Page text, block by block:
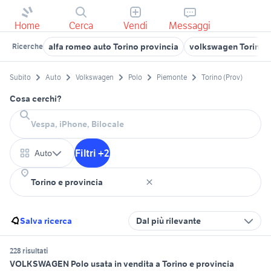
Home Cerca Vendi Messaggi
Ricerche alfa romeo auto Torino provincia volkswagen Torino
Subito Auto Volkswagen Polo Piemonte Torino (Prov)
Cosa cerchi?
Auto Filtri +2
Salva ricerca Dal più rilevante
228 risultati
VOLKSWAGEN Polo usata in vendita a Torino e provincia